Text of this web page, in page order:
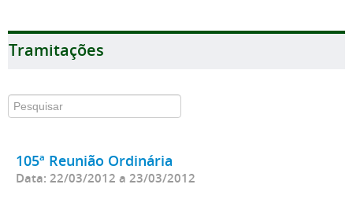
Tramitações
105ª Reunião Ordinária
Data: 22/03/2012 a 23/03/2012